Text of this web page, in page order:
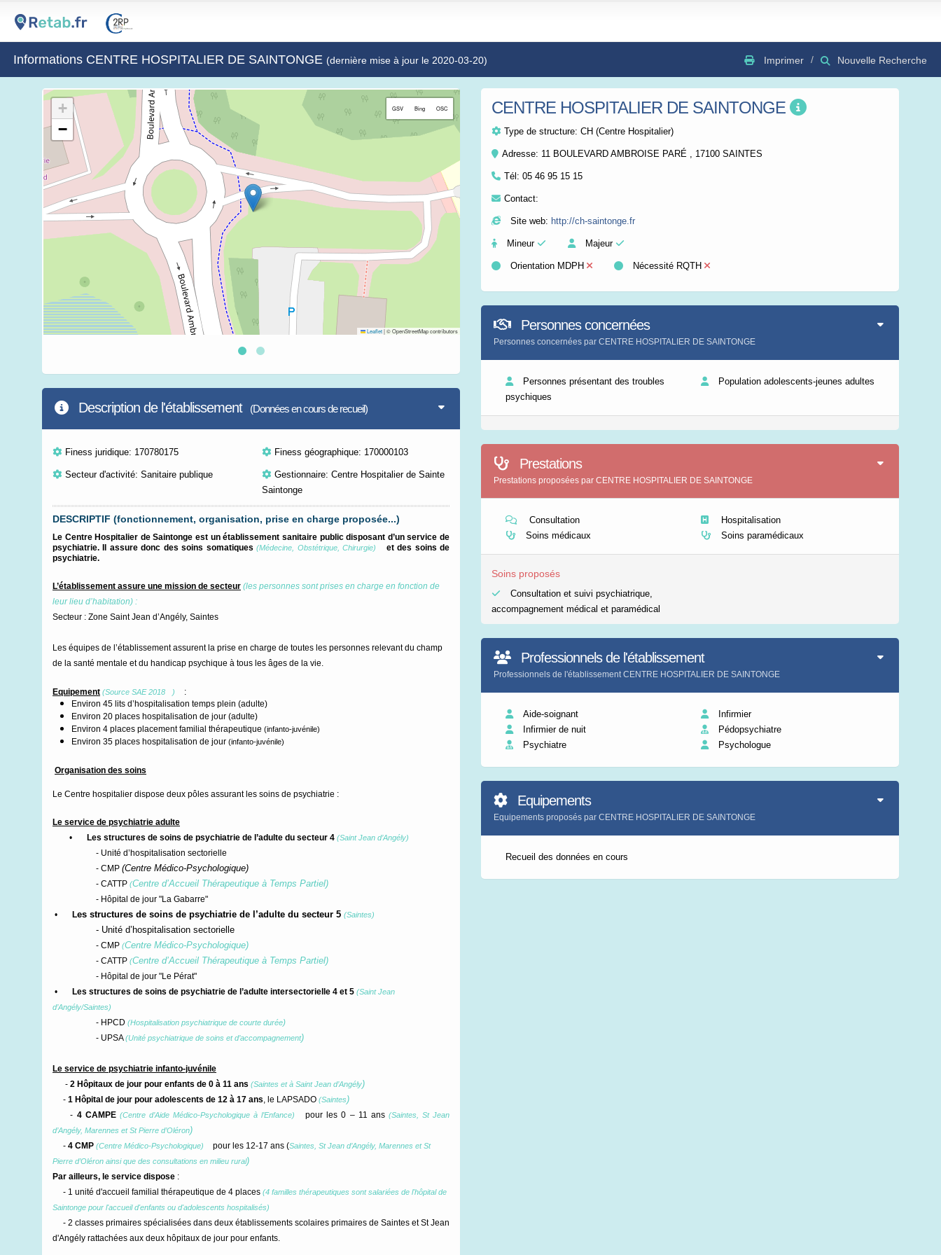
Informations CENTRE HOSPITALIER DE SAINTONGE (dernière mise à jour le 2020-03-20) Imprimer Nouvelle Recherche
+
−
GSV Bing OSC
Leaflet|© OpenStreetMap contributors
Description de l'établissement (Données en cours de recueil)
Finess juridique: 170780175 Finess géographique: 170000103
Secteur d'activité: Sanitaire publique
Gestionnaire: Centre Hospitalier de Sainte
Saintonge
DESCRIPTIF (fonctionnement, organisation, prise en charge proposée...)
Le Centre Hospitalier de Saintonge est un établissement sanitaire public disposant d’un service de
psychiatrie. Il assure donc des soins somatiques(Médecine, Obstétrique, Chirurgie)
et des soins de
psychiatrie.
L’établissement assure une mission de secteur (les personnes sont prises en charge en fonction de
leur lieu d’habitation) :
Secteur : Zone Saint Jean d’Angély, Saintes
Les équipes de l’établissement assurent la prise en charge de toutes les personnes relevant du champ
de la santé mentale et du handicap psychique à tous les âges de la vie.
Equipement (Source SAE 2018 )
:
Environ 45 lits d’hospitalisation temps plein (adulte)
Environ 20 places hospitalisation de jour (adulte)
Environ 4 places placement familial thérapeutique (infanto-juvénile)
Environ 35 places hospitalisation de jour (infanto-juvénile)
Organisation des soins
Le Centre hospitalier dispose deux pôles assurant les soins de psychiatrie :
Le service de psychiatrie adulte
•
Les structures de soins de psychiatrie de l’adulte du secteur 4 (Saint Jean d’Angély)
- Unité d’hospitalisation sectorielle
- CMP (CentreMédico-Psychologique)
- CATTP(Centre d’Accueil Thérapeutique à TempsPartiel)
- Hôpital de jour "La Gabarre"
•
Les structures de soins de psychiatrie de l’adulte du secteur 5 (Saintes)
- Unité d’hospitalisation sectorielle
- CMP(CentreMédico-Psychologique)
- CATTP(Centre d’Accueil Thérapeutique à TempsPartiel)
- Hôpital de jour "Le Pérat"
•
Les structures de soins de psychiatrie de l’adulte intersectorielle 4 et 5 (Saint Jean
d’Angély/Saintes)
- HPCD (Hospitalisation psychiatrique de courte durée)
- UPSA(Unité psychiatrique de soins et d’accompagnement)
Le service de psychiatrie infanto-juvénile
- 2 Hôpitaux de jour pour enfants de 0 à 11 ans (Saintes et à Saint Jean d’Angély)
- 1 Hôpital de jour pour adolescents de 12 à 17 ans, le LAPSADO (Saintes)
- 4 CAMPE (Centre d’Aide Médico-Psychologique à l’Enfance) pour les 0 – 11 ans (Saintes, St Jean
d’Angély, Marennes et St Pierre d’Oléron)
- 4 CMP (Centre Médico-Psychologique) pour les 12-17 ans (Saintes, St Jean d’Angély, Marennes et St
Pierre d’Oléron ainsi que des consultations en milieu rural)
Par ailleurs, le service dispose :
- 1 unité d'accueil familial thérapeutique de 4 places (4 familles thérapeutiques sont salariées de l'hôpital de
Saintonge pour l'accueil d'enfants ou d'adolescents hospitalisés)
- 2 classes primaires spécialisées dans deux établissements scolaires primaires de Saintes et St Jean
d'Angély rattachées aux deux hôpitaux de jour pour enfants.
CENTRE HOSPITALIER DE SAINTONGE
Type de structure: CH (Centre Hospitalier)
Adresse: 11 BOULEVARD AMBROISE PARÉ , 17100 SAINTES
Tél: 05 46 95 15 15
Contact:
Site web: http://ch-saintonge.fr
Mineur Majeur
Orientation MDPH Nécessité RQTH
Personnes concernées
Personnes concernées par CENTRE HOSPITALIER DE SAINTONGE
Personnes présentant des troubles
psychiques
Population adolescents-jeunes adultes
Prestations
Prestations proposées par CENTRE HOSPITALIER DE SAINTONGE
Consultation
Hospitalisation
Soins médicaux
Soins paramédicaux
Soins proposés
Consultation et suivi psychiatrique,
accompagnement médical et paramédical
Professionnels de l'établissement
Professionnels de l'établissement CENTRE HOSPITALIER DE SAINTONGE
Aide-soignant
Infirmier
Infirmier de nuit
Pédopsychiatre
Psychiatre
Psychologue
Equipements
Equipements proposés par CENTRE HOSPITALIER DE SAINTONGE
Recueil des données en cours